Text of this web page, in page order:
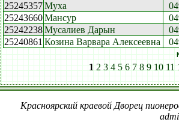
25245357Муха
25243660Мансур
25242238Мусалиев Дарын
25240861 Козина Варвара Алексеевна
1 2 3 4 5 6 7 8 9 10 11
Красноярский краевой Дворец